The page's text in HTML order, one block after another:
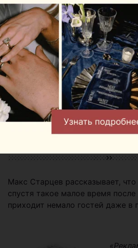
Боимся перехвалить или
необъективными, но все блюда
похвал. Очень вкусно, сытно и
хотелось бы отметить сливовый
девочкам особая
попробовать, любители
оценят.
Макс Старцев рассказывает, что
спустя такое малое время
приходит немало гостей даже в